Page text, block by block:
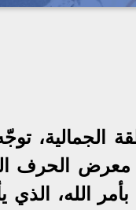
الجمالية،
الحرف
بأمر الله،